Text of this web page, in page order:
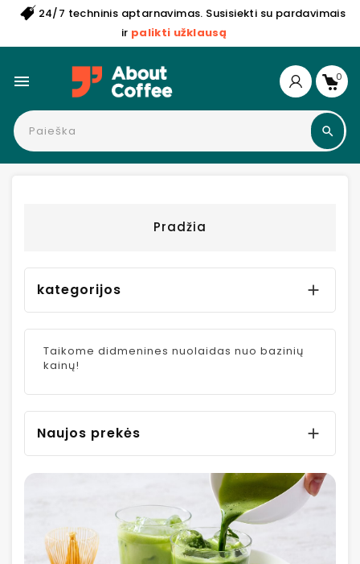
24/7 techninis aptarnavimas. Susisiekti su pardavimais
ir palikti užklausą
 0
Pradžia
kategorijos 
Taikome didmenines nuolaidas nuo bazinių
kainų!
Naujos prekės 